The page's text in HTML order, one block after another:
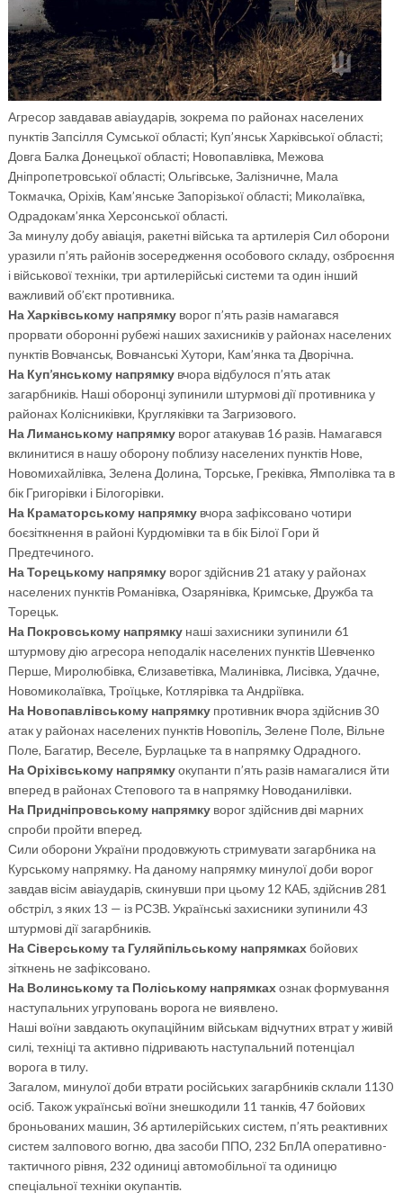
Агресор завдавав авіаударів, зокрема по районах населених
пунктів Запсілля Сумської області; Куп’янськ Харківської області;
Довга Балка Донецької області; Новопавлівка, Межова
Дніпропетровської області; Ольгівське, Залізничне, Мала
Токмачка, Оріхів, Кам’янське Запорізької області; Миколаївка,
Одрадокам’янка Херсонської області.
За минулу добу авіація, ракетні війська та артилерія Сил оборони
уразили п’ять районів зосередження особового складу, озброєння
і військової техніки, три артилерійські системи та один інший
важливий об’єкт противника.
На Харківському напрямкуворог п’ять разів намагався
прорвати оборонні рубежі наших захисників у районах населених
пунктів Вовчанськ, Вовчанські Хутори, Кам’янка та Дворічна.
На Куп’янському напрямкувчора відбулося п’ять атак
загарбників. Наші оборонці зупинили штурмові дії противника у
районах Колісниківки, Кругляківки та Загризового.
На Лиманському напрямкуворог атакував 16 разів. Намагався
вклинитися в нашу оборону поблизу населених пунктів Нове,
Новомихайлівка, Зелена Долина, Торське, Греківка, Ямполівка та в
бік Григорівки і Білогорівки.
На Краматорському напрямкувчора зафіксовано чотири
боєзіткнення в районі Курдюмівки та в бік Білої Гори й
Предтечиного.
На Торецькому напрямкуворог здійснив 21 атаку у районах
населених пунктів Романівка, Озарянівка, Кримське, Дружба та
Торецьк.
На Покровському напрямкунаші захисники зупинили 61
штурмову дію агресора неподалік населених пунктів Шевченко
Перше, Миролюбівка, Єлизаветівка, Малинівка, Лисівка, Удачне,
Новомиколаївка, Троїцьке, Котлярівка та Андріївка.
На Новопавлівському напрямкупротивник вчора здійснив 30
атак у районах населених пунктів Новопіль, Зелене Поле, Вільне
Поле, Багатир, Веселе, Бурлацьке та в напрямку Одрадного.
На Оріхівському напрямкуокупанти п’ять разів намагалися йти
вперед в районах Степового та в напрямку Новоданилівки.
На Придніпровському напрямкуворог здійснив дві марних
спроби пройти вперед.
Сили оборони України продовжують стримувати загарбника на
Курському напрямку. На даному напрямку минулої доби ворог
завдав вісім авіаударів, скинувши при цьому 12 КАБ, здійснив 281
обстріл, з яких 13 — із РСЗВ. Українські захисники зупинили 43
штурмові дії загарбників.
На Сіверському та Гуляйпільському напрямкахбойових
зіткнень не зафіксовано.
На Волинському та Поліському напрямкахознак формування
наступальних угруповань ворога не виявлено.
Наші воїни завдають окупаційним військам відчутних втрат у живій
силі, техніці та активно підривають наступальний потенціал
ворога в тилу.
Загалом, минулої доби втрати російських загарбників склали 1130
осіб. Також українські воїни знешкодили 11 танків, 47 бойових
броньованих машин, 36 артилерійських систем, п’ять реактивних
систем залпового вогню, два засоби ППО, 232 БпЛА оперативно-
тактичного рівня, 232 одиниці автомобільної та одиницю
спеціальної техніки окупантів.